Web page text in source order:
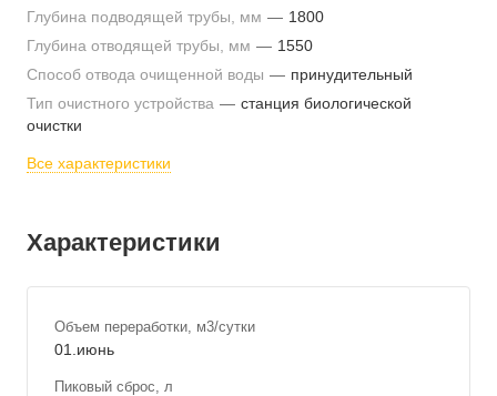
Глубина подводящей трубы, мм — 1800
Глубина отводящей трубы, мм — 1550
Способ отвода очищенной воды — принудительный
Тип очистного устройства — станция биологической
очистки
Все характеристики
Характеристики
Объем переработки, м3/сутки
01.июнь
Пиковый сброс, л